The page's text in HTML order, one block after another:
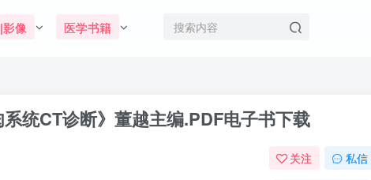
像 医学书籍
统CT诊断》董越主编.PDF电子书下载
关注 私信